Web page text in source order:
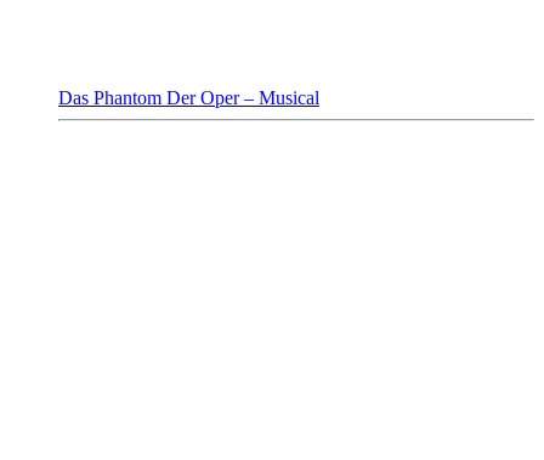
Das Phantom Der Oper – Musical